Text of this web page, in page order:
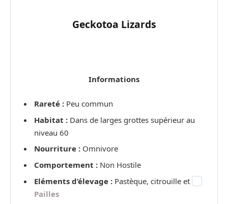
Geckotoa Lizards
Informations
Rareté : Peu commun
Habitat : Dans de larges grottes supérieur au
niveau 60
Nourriture : Omnivore
Comportement : Non Hostile
Eléments d’élevage : Pastèque, citrouille et
Pailles